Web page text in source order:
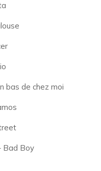
bas de chez moi
Bad Boy